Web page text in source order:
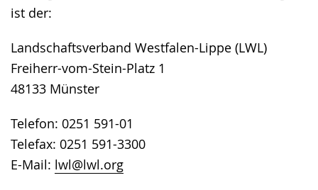
ist der:
Landschaftsverband Westfalen-Lippe (LWL)
Freiherr-vom-Stein-Platz 1
48133 Münster
Telefon: 0251 591-01
Telefax: 0251 591-3300
E-Mail: lwl@lwl.org